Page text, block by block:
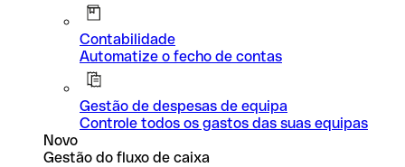
Contabilidade
Automatize o fecho de contas
Gestão de despesas de equipa
Controle todos os gastos das suas equipas
Novo
Gestão do fluxo de caixa